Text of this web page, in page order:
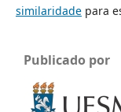
similaridadepara
Publicado por